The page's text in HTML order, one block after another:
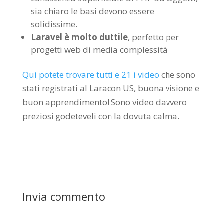
sia chiaro le basi devono essere
solidissime.
Laravel è molto duttile, perfetto per
progetti web di media complessità
Qui potete trovare tutti e 21 i video che sono
stati registrati al Laracon US, buona visione e
buon apprendimento! Sono video davvero
preziosi godeteveli con la dovuta calma.
Invia commento